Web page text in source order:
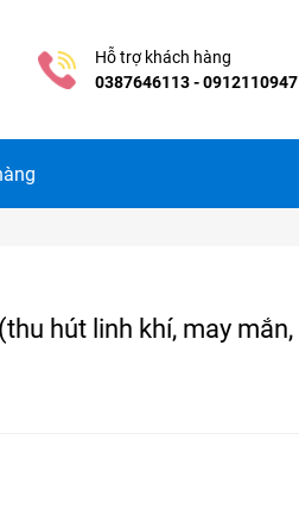
Hỗ trợ khách hàng
0387646113 - 0912110947
hút linh khí, may mắn,